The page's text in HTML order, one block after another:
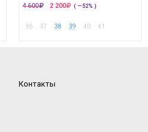
4 600 2 200 ( —52% )
36 37 38 39 40 41
Контакты